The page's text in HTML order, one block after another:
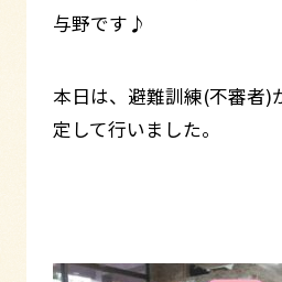
与野です♪
本日は、避難訓練(不審者)
定して行いました。